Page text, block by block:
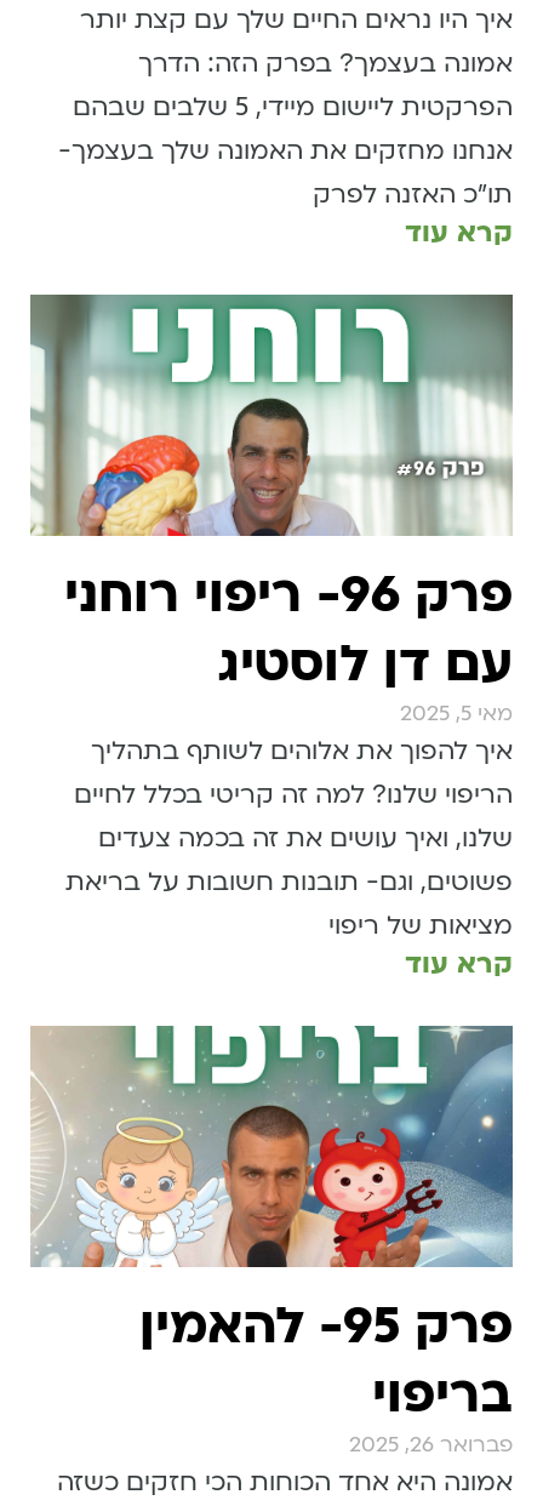
איך היו נראים החיים שלך עם קצת יותר
אמונה בעצמך? בפרק הזה: הדרך
הפרקטית ליישום מיידי, 5 שלבים שבהם
אנחנו מחזקים את האמונה שלך בעצמך-
תו״כ האזנה לפרק
קרא עוד
פרק 96- ריפוי רוחני
עם דן לוסטיג
מאי 5, 2025
איך להפוך את אלוהים לשותף בתהליך
הריפוי שלנו? למה זה קריטי בכלל לחיים
שלנו, ואיך עושים את זה בכמה צעדים
פשוטים, וגם- תובנות חשובות על בריאת
מציאות של ריפוי
קרא עוד
פרק 95- להאמין
בריפוי
פברואר 26, 2025
אמונה היא אחד הכוחות הכי חזקים כשזה